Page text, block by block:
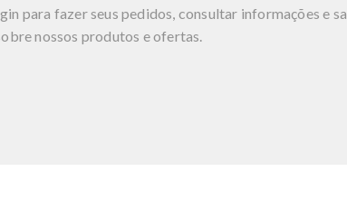
para fazer seus pedidos, consultar informações e
nossos produtos e ofertas.